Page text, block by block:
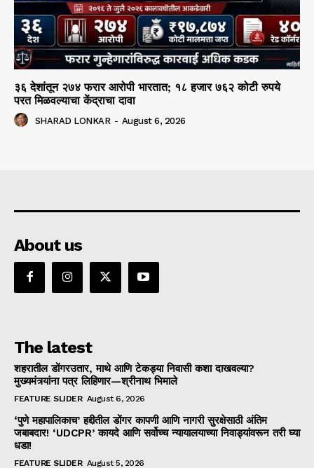
३६ देशांतून २७४ फरार आरोपी भारतात; १८ हजार ७६२ कोटी रुपये
परत मिळवल्याचा केंद्राचा दावा
SHARAD LONKAR - August 6, 2026
About us
The latest
शहरातील डोंगरउतार, माथे आणि टेकड्या निवासी कशा दाखवल्या?
मुख्यमंत्र्यांना पत्र लिहिणार—श्रीनाथ भिमाले
FEATURE SLIDER August 6, 2026
‘पुणे महापालिकाच’ हद्दीतील डोंगर कापणी आणि नागरी सुरक्षेसाठी अंतिम
जबाबदार! ‘UDCPR’ कायदे आणि सर्वोच्च न्यायालयाच्या निवाड्यांवरून तरी घ्या
धडा!
FEATURE SLIDER August 5, 2026